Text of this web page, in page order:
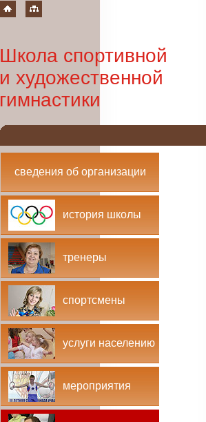
Школа спортивной
и художественной
гимнастики
сведения об организации
история школы
тренеры
спортсмены
услуги населению
мероприятия